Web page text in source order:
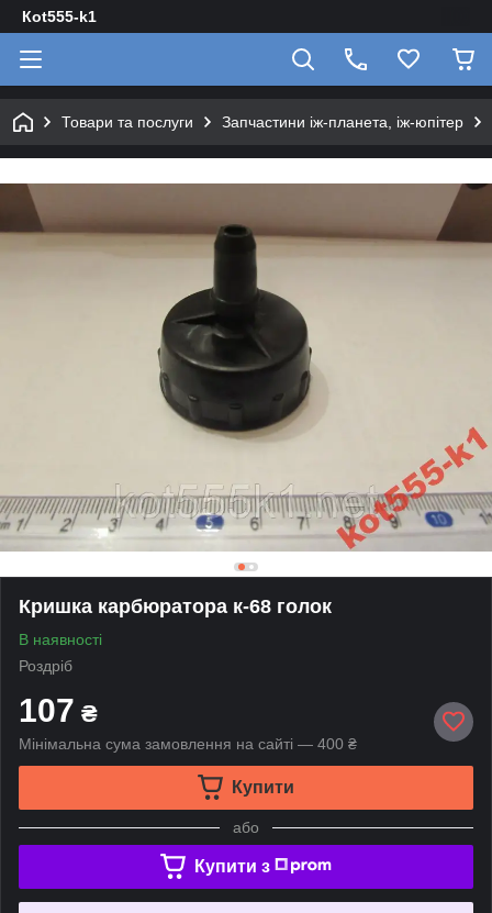
Кot555-k1
Товари та послуги Запчастини іж-планета, іж-юпітер
Кришка карбюратора к-68 голок
В наявності
Роздріб
107 ₴
Мінімальна сума замовлення на сайті — 400 ₴
Купити
або
Купити з